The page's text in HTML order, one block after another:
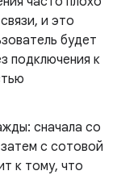
и это
будет
подключения к
сначала со
с сотовой
к тому, что